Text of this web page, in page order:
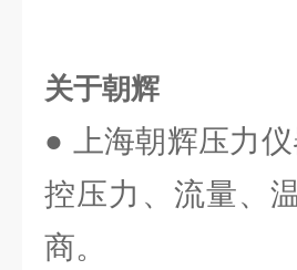
关于朝辉
● 上海朝辉压力
控压力、流量、
商。